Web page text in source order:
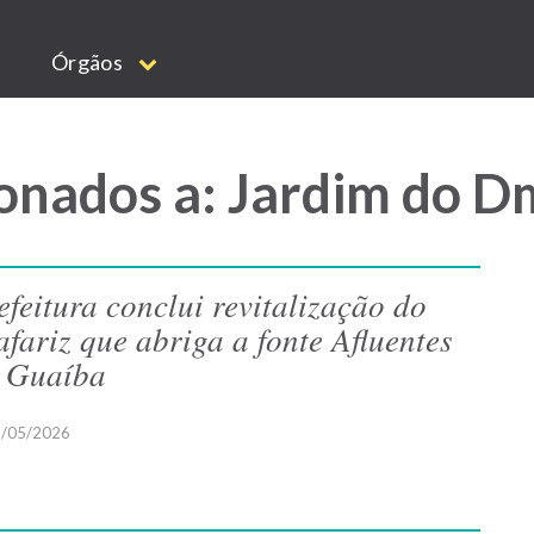
Órgãos
a: Jardim do
conclui revitalização do
que abriga a fonte Afluentes
05/2026